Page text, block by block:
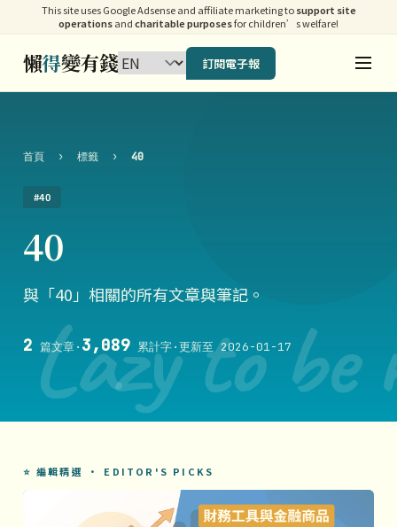
This site uses Google Adsense and affiliate marketing tosupport site
operationsandcharitable purposesfor children’s welfare!
懶得變有錢 訂閱電子報
Lazy to be
首頁 › 標籤 › 40
#40
40
與「40」相關的所有文章與筆記。
2 篇文章· 3,089累計字·更新至 2026-01-17
⭐ 編輯精選 · EDITOR'S PICKS